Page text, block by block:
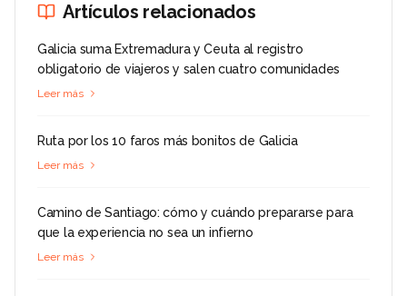
Artículos relacionados
Galicia suma Extremadura y Ceuta al registro
obligatorio de viajeros y salen cuatro comunidades
Leer más
Ruta por los 10 faros más bonitos de Galicia
Leer más
Camino de Santiago: cómo y cuándo prepararse para
que la experiencia no sea un infierno
Leer más